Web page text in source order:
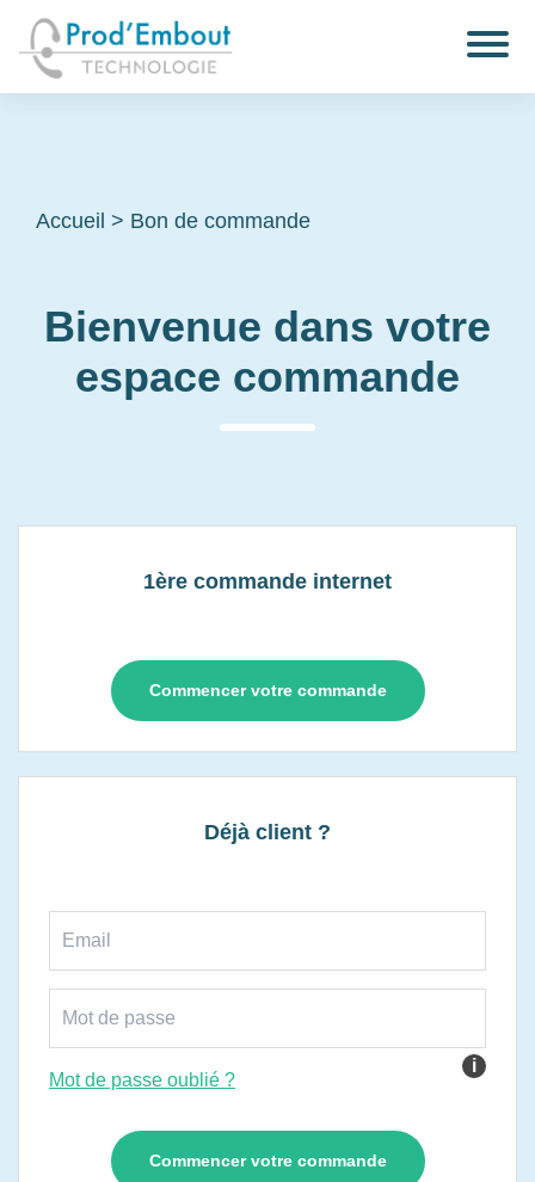
Accueil > Bon de commande
Bienvenue dans votre
espace commande
1ère commande internet
Commencer votre commande
Déjà client ?
i
Mot de passe oublié ?